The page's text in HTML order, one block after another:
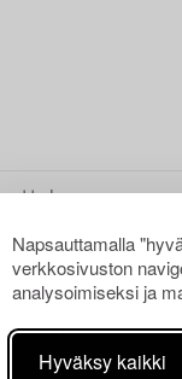
Napsauttamalla
verkkosivuston
analysoimiseksi ja
Hyväksy kaikki
KAIKKI